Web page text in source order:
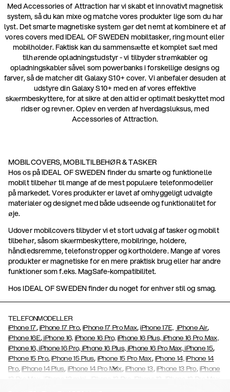
Med Accessories of Attraction har vi skabt et innovativt magnetisk
system, så du kan mixe og matche vores produkter lige som du har
lyst. Det smarte magnetiske system gør det nemt at kombinere et af
vores covers med IDEAL OF SWEDEN mobiltasker, ring mount eller
mobilholder. Faktisk kan du sammensætte et komplet sæt med
tilhørende opladningstudstyr - vi tilbyder strømkabler og
opladningskabler såvel som powerbanks i forskellige designs og
farver, så de matcher dit Galaxy S10+ cover. Vi anbefaler desuden at
udstyre din Galaxy S10+ med en af vores effektive
skærmbeskyttere, for at sikre at den altid er optimalt beskyttet mod
ridser og revner. Oplev en verden af hverdagsluksus, med
Accessories of Attraction.
MOBILCOVERS, MOBILTILBEHØR & TASKER
Hos os på IDEAL OF SWEDEN finder du smarte og funktionelle
mobilt tilbehør til mange af de mest populære telefonmodeller
på markedet. Vores produkter er lavet af omhyggeligt udvalgte
materialer og designet med både udseende og funktionalitet for
øje.
Udover mobilcovers tilbyder vi et stort udvalg af tasker og mobilt
tilbehør, såsom skærmbeskyttere, mobilringe, holdere,
håndledsremme, telefonstropper og kortholdere. Mange af vores
produkter er magnetiske for en mere praktisk brug eller har andre
funktioner som f.eks. MagSafe-kompatibilitet.
Hos IDEAL OF SWEDEN finder du noget for enhver stil og smag.
TELEFONMODELLER
iPhone 17, iPhone 17 Pro,iPhone 17 Pro Max,iPhone 17E, iPhone Air,
iPhone 16E, iPhone 16, iPhone 16 Pro, iPhone 16 Plus, iPhone 16 Pro Max,
iPhone 16, iPhone 16 Pro, iPhone 16 Plus, iPhone 16 Pro Max, iPhone 15,
iPhone 15 Pro,iPhone 15 Plus, iPhone 15 Pro Max, iPhone 14, iPhone 14
Pro,iPhone 14 Plus, iPhone 14 Pro Max, iPhone 13, iPhone 13 Pro, iPhone
13 Pro Max
iPhone 13 mini iPhone 12 Pro iPhone 12 iPhone 12 Pro Max